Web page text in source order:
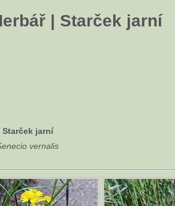
| Starček jarní
Starček jarní
vernalis